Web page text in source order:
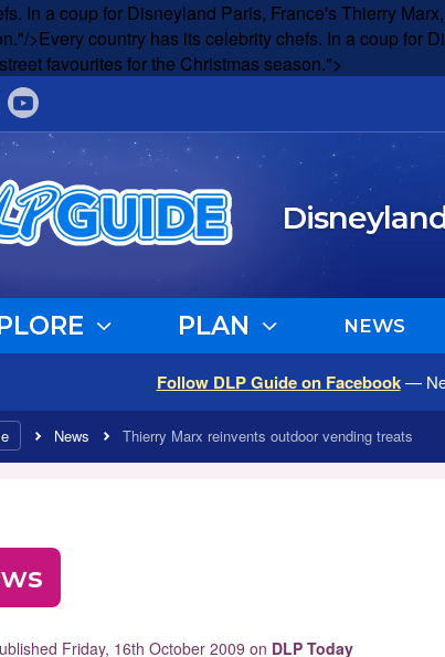
In a coup for Disneyland Paris, France's Thierry
>Every country has its celebrity chefs. In a coup for
favourites for the Christmas season.">
PLAN NEWS
Follow DLP Guide on Facebook—
News Thierry Marx reinvents outdoor vending treats
Friday, 16th October 2009 on DLP Today